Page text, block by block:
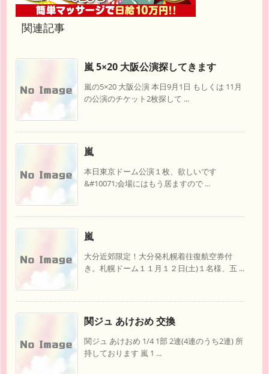
関連記事
嵐 5×20 大阪公演探してきます
嵐の5×20 大阪公演 本日9月1日 もしくは 11月
の公演のチケット2枚探して ...
嵐
本日東京ドーム公演１枚、欲しいです
&#10071;会場にはもう居ますので ...
嵐
大分近郊限定！大分発札幌着往復航空券付
き。札幌ドーム１１月１２日(土)１名様、五 ...
関ジュ あけおめ 交換
関ジュ あけおめ 1/4 1部 2連(4連のうち2連) 所
持しております 嵐 1 ...